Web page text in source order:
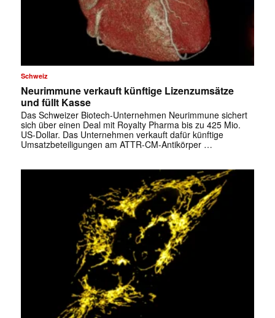
✕
Schweiz
Neurimmune verkauft künftige Lizenzumsätze
und füllt Kasse
Das Schweizer Biotech-Unternehmen Neurimmune sichert
sich über einen Deal mit Royalty Pharma bis zu 425 Mio.
US-Dollar. Das Unternehmen verkauft dafür künftige
Umsatzbeteiligungen am ATTR-CM-Antikörper …